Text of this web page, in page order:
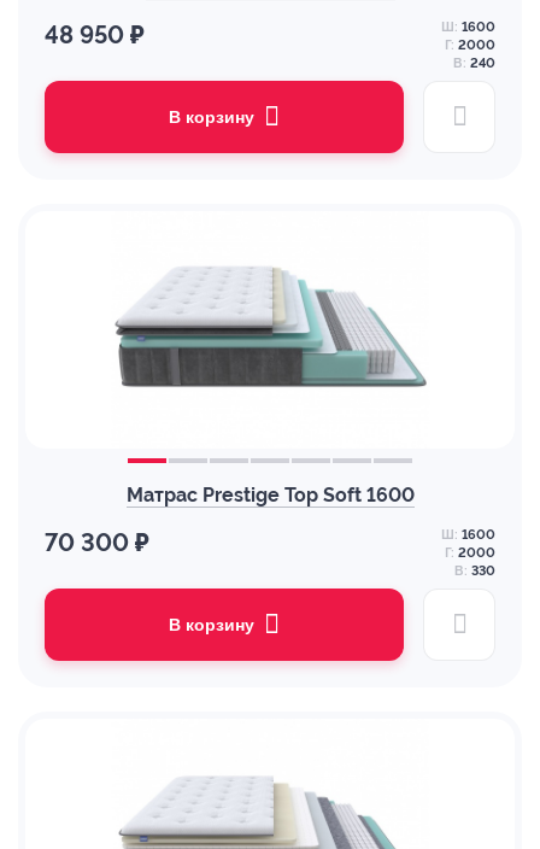
48 950 ₽ Ш: 1600
Г: 2000
В: 240
В корзину
Матрас Prestige Top Soft 1600
70 300 ₽ Ш: 1600
Г: 2000
В: 330
В корзину